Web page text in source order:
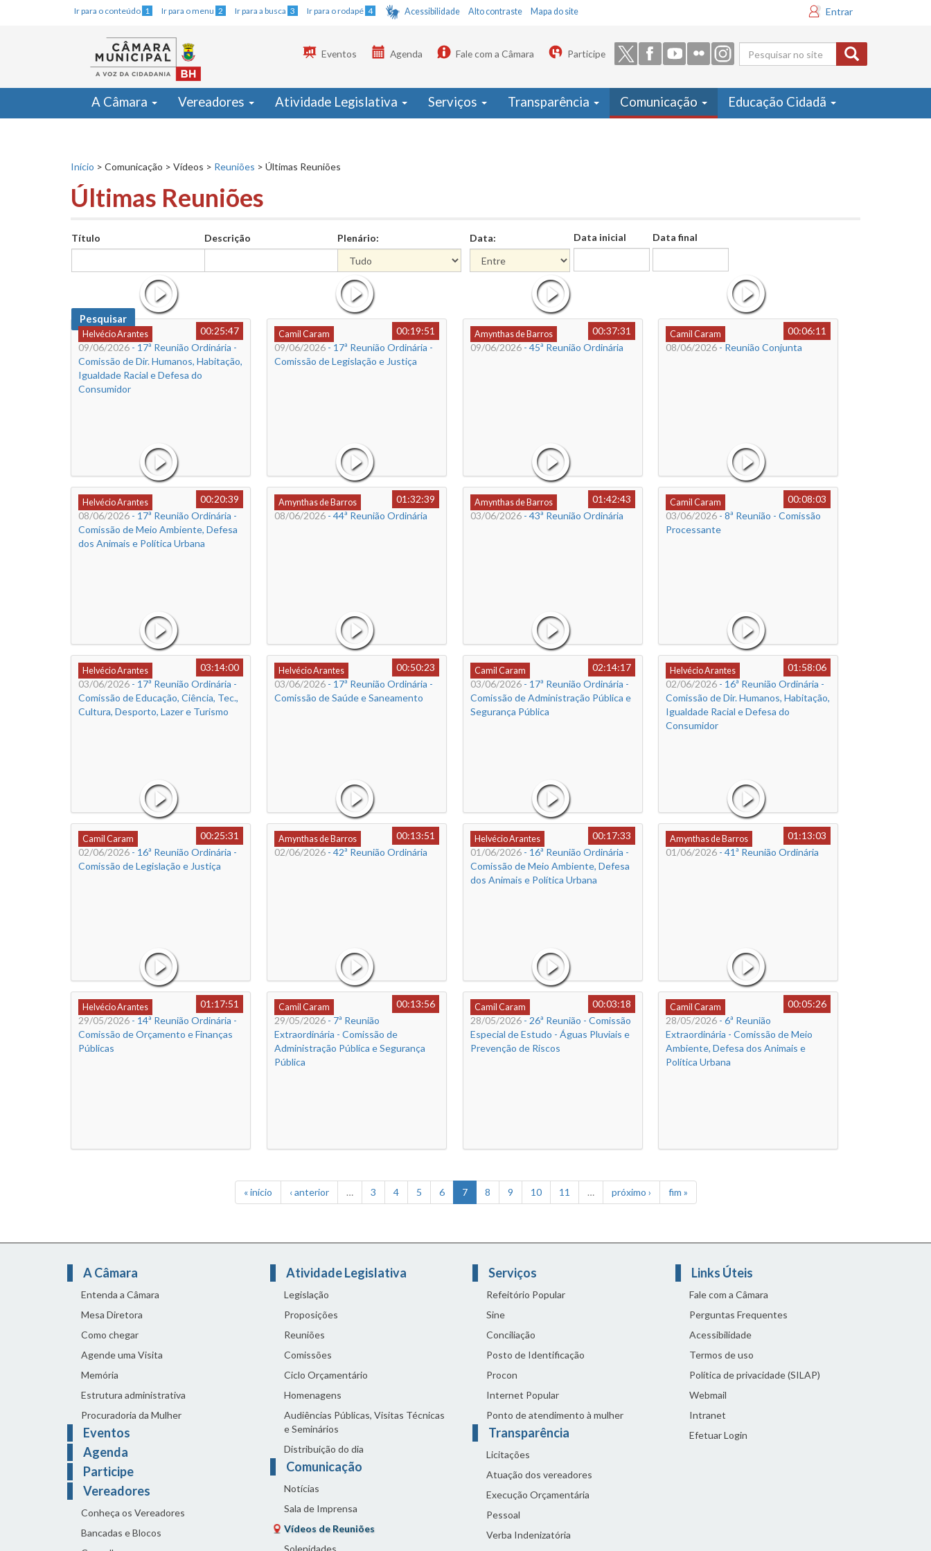
Ir para o conteúdo 1 Ir para o menu 2 Ir para a busca 3 Ir para o rodapé 4 Acessibilidade Alto contraste Mapa do site Entrar
Formulário
de busca
Eventos Agenda Fale com a Câmara Participe
A Câmara Vereadores Atividade Legislativa Serviços Transparência Comunicação Educação Cidadã
Início > Comunicação > Vídeos > Reuniões > Últimas Reuniões
Últimas Reuniões
Título Descrição Plenário: Data: Data inicial Data final
Pesquisar
Helvécio Arantes
00:25:47
09/06/2026 - 17ª Reunião Ordinária -
Comissão de Dir. Humanos, Habitação,
Igualdade Racial e Defesa do
Consumidor
Camil Caram
00:19:51
09/06/2026- 17ª Reunião Ordinária -
Comissão de Legislação e Justiça
Amynthas de Barros
00:37:31
09/06/2026- 45ª Reunião Ordinária
Camil Caram
00:06:11
08/06/2026 - Reunião Conjunta
Helvécio Arantes
00:20:39
08/06/2026 - 17ª Reunião Ordinária -
Comissão de Meio Ambiente, Defesa
dos Animais e Política Urbana
Amynthas de Barros
01:32:39
08/06/2026- 44ª Reunião Ordinária
Amynthas de Barros
01:42:43
03/06/2026- 43ª Reunião Ordinária
Camil Caram
00:08:03
03/06/2026 - 8ª Reunião - Comissão
Processante
Helvécio Arantes
03:14:00
03/06/2026 - 17ª Reunião Ordinária -
Comissão de Educação, Ciência, Tec.,
Cultura, Desporto, Lazer e Turismo
Helvécio Arantes
00:50:23
03/06/2026- 17ª Reunião Ordinária -
Comissão de Saúde e Saneamento
Camil Caram
02:14:17
03/06/2026- 17ª Reunião Ordinária -
Comissão de Administração Pública e
Segurança Pública
Helvécio Arantes
01:58:06
02/06/2026 - 16ª Reunião Ordinária -
Comissão de Dir. Humanos, Habitação,
Igualdade Racial e Defesa do
Consumidor
Camil Caram
00:25:31
02/06/2026 - 16ª Reunião Ordinária -
Comissão de Legislação e Justiça
Amynthas de Barros
00:13:51
02/06/2026- 42ª Reunião Ordinária
Helvécio Arantes
00:17:33
01/06/2026- 16ª Reunião Ordinária -
Comissão de Meio Ambiente, Defesa
dos Animais e Política Urbana
Amynthas de Barros
01:13:03
01/06/2026 - 41ª Reunião Ordinária
Helvécio Arantes
01:17:51
29/05/2026 - 14ª Reunião Ordinária -
Comissão de Orçamento e Finanças
Públicas
Camil Caram
00:13:56
29/05/2026- 7ª Reunião
Extraordinária - Comissão de
Administração Pública e Segurança
Pública
Camil Caram
00:03:18
28/05/2026- 26ª Reunião - Comissão
Especial de Estudo - Águas Pluviais e
Prevenção de Riscos
Camil Caram
00:05:26
28/05/2026 - 6ª Reunião
Extraordinária - Comissão de Meio
Ambiente, Defesa dos Animais e
Política Urbana
« início ‹ anterior … 3 4 5 6 7 8 9 10 11 … próximo › fim »
A Câmara
Entenda a Câmara
Mesa Diretora
Como chegar
Agende uma Visita
Memória
Estrutura administrativa
Procuradoria da Mulher
Eventos
Agenda
Participe
Vereadores
Conheça os Vereadores
Bancadas e Blocos
Atividade Legislativa
Legislação
Proposições
Reuniões
Comissões
Ciclo Orçamentário
Homenagens
Audiências Públicas, Visitas Técnicas
e Seminários
Distribuição do dia
Comunicação
Notícias
Sala de Imprensa
Vídeos de Reuniões
Solenidades
Serviços
Refeitório Popular
Sine
Conciliação
Posto de Identificação
Procon
Internet Popular
Ponto de atendimento à mulher
Transparência
Licitações
Atuação dos vereadores
Execução Orçamentária
Pessoal
Verba Indenizatória
Links Úteis
Fale com a Câmara
Perguntas Frequentes
Acessibilidade
Termos de uso
Política de privacidade (SILAP)
Webmail
Intranet
Efetuar Login